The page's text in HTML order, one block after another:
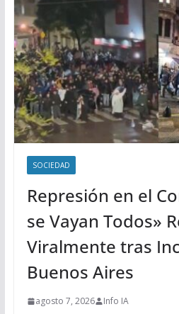
SOCIEDAD
Represión en el
se Vayan Todos»
Viralmente tras
Buenos Aires
agosto 7, 2026 Info IA